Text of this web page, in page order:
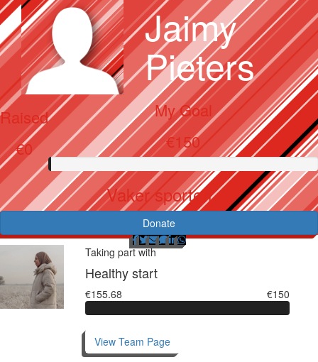
Jaimy
Pieters
Raised
€0
My Goal
€150
Vaker sporten
Donate
Taking part with
Healthy start
€155.68 €150
View Team Page